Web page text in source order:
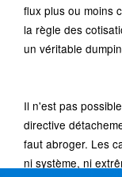
flux plus ou moins
la règle des
un véritable
Il n'est pas
directive
faut abroger. Les
ni système, ni